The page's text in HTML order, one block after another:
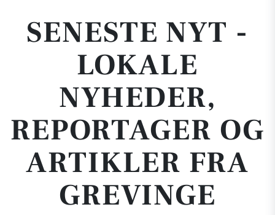
SENESTE NYT -
LOKALE
NYHEDER,
REPORTAGER OG
ARTIKLER FRA
GREVINGE